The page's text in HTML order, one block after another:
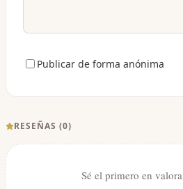
Publicar de forma anónima
RESEÑAS (0)
Sé el primero en